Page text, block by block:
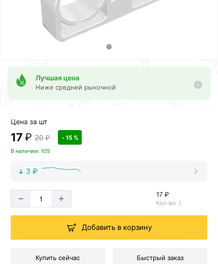
Лучшая цена
Ниже средней рыночной
Цена за шт
17 ₽ 20 ₽ - 15 %
В наличии: 105
3 ₽
17 ₽
Кол-во: 1
Добавить в корзину
Купить сейчас Быстрый заказ